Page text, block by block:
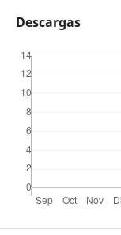
Descargas